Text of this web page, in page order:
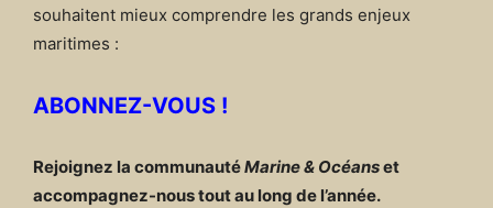
souhaitent mieux comprendre les grands enjeux
maritimes :
ABONNEZ-VOUS !
Rejoignez la communautéMarine & Océanset
accompagnez-nous tout au long de l’année.